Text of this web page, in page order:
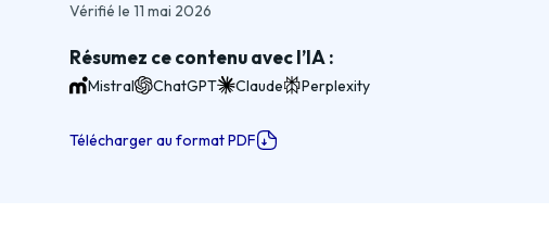
Vérifié le 11 mai 2026
Résumez ce contenu avec l’IA :
Mistral ChatGPT Claude Perplexity
Télécharger au format PDF